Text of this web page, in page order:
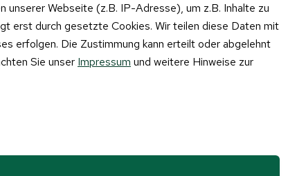
unserer Webseite (z.B. IP-Adresse), um z.B. Inhalte zu
erst durch gesetzte Cookies. Wir teilen diese Daten mit
erfolgen. Die Zustimmung kann erteilt oder abgelehnt
Sie unser Impressum und weitere Hinweise zur